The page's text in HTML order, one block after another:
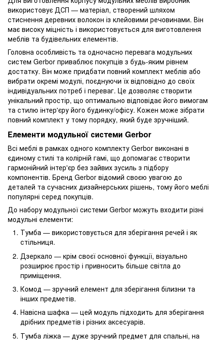
використовує ДСП — матеріал, створений шляхом
стиснення деревних волокон із клейовими речовинами. Він
має високу міцність і використовується для виготовлення
меблів та будівельних елементів.
Головна особливість та одночасно перевага модульних
систем Gerbor приваблює покупців з будь-яким рівнем
достатку. Він може придбати повний комплект меблів або
вибрати окремі модулі, поєднуючи їх відповідно до своїх
індивідуальних потреб і переваг. Це дозволяє створити
унікальний простір, що оптимально відповідає його вимогам
та стилю інтер'єру його будинку/офісу. Кожен може зібрати
повний комплект у тому порядку, який буде зручніший.
Елементи модульної системи Gerbor
Всі меблі в рамках одного комплекту Gerbor виконані в
єдиному стилі та колірній гамі, що допомагає створити
гармонійний інтер'єр без зайвих зусиль з підбору
компонентів. Бренд Gerbor відомий своєю увагою до
деталей та сучасних дизайнерських рішень, тому його меблі
популярні серед покупців.
До набору модульної системи Gerbor можуть входити різні
модульні елементи:
Тумба — використовується для зберігання речей і як
стільниця.
Дзеркало — крім своєї основної функції, візуально
розширює простір і привносить більше світла до
приміщення.
Комод — зручний елемент для зберігання білизни та
інших предметів.
Навісна шафка — цей модуль підходить для зберігання
дрібних предметів і різних аксесуарів.
Тумба ліжка — дуже зручний предмет для спальні, на